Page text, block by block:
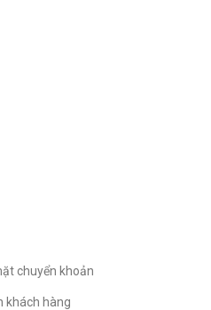
chuyển khoản
khách hàng